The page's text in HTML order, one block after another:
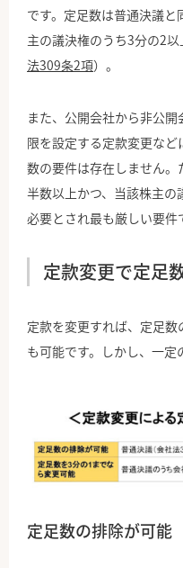
です。定足数は普通決議
主の議決権のうち3分の2
法309条2項）。
また、公開会社から非公
限を設定する定款変更な
数の要件は存在しません
半数以上かつ、当該株主
必要とされ最も厳しい要件
定款変更で定足
定款を変更すれば、定足数
も可能です。しかし、一定
定足数の排除が可能